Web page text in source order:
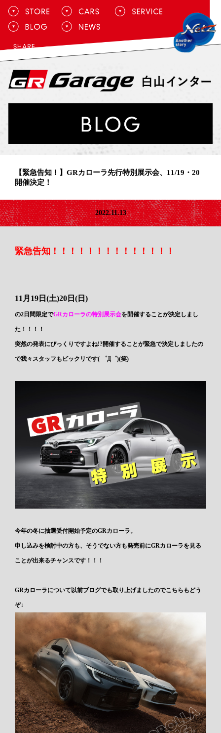
【緊急告知！】GRカローラ先行特別展示会、11/19・20
開催決定！
2022.11.13
緊急告知！！！！！！！！！！！！！！
11月19日(土)20日(日)
の2日間限定でGRカローラの特別展示会を開催することが決定しまし
た！！！！
突然の発表にびっくりですよね!?開催することが緊急で決定しましたの
で我々スタッフもビックリです( ゜Д゜)(笑)
今年の冬に抽選受付開始予定のGRカローラ。
申し込みを検討中の方も、そうでない方も発売前にGRカローラを見る
ことが出来るチャンスです！！！
GRカローラについて以前ブログでも取り上げましたのでこちらもどう
ぞ↓